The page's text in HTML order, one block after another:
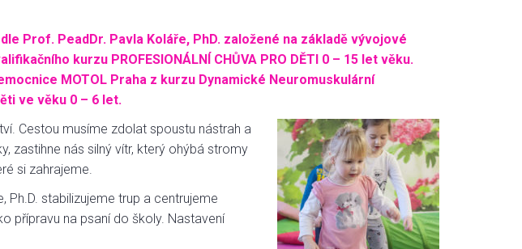
Prof. PeadDr. Pavla Koláře, PhD. založené na základě vývojové
kurzu PROFESIONÁLNÍ CHŮVA PRO DĚTI 0 – 15 let věku.
MOTOL Praha z kurzu Dynamické Neuromuskulární
ve věku 0 – 6 let.
Cestou musíme zdolat spoustu nástrah a
zastihne nás silný vítr, který ohýbá stromy
si zahrajeme.
stabilizujeme trup a centrujeme
přípravu na psaní do školy. Nastavení